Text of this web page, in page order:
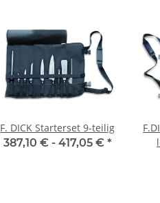
F. DICK Starterset 9-teilig
387,10 € - 417,05 € *